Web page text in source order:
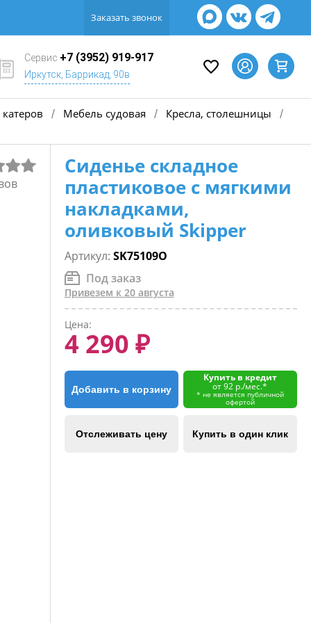
Заказать звонок
Сервис +7 (3952) 919-917
Иркутск, Баррикад, 90в
/ Мебель судовая / Кресла, столешницы /
Сиденье складное
пластиковое с мягкими
накладками,
оливковый Skipper
Артикул: SK75109O
Под заказ
Привезем к 20 августа
Цена:
4 290 ₽
Добавить в корзину
Купить в кредит
от 92 р./мес.*
* не является публичной
офертой
Отслеживать цену Купить в один клик